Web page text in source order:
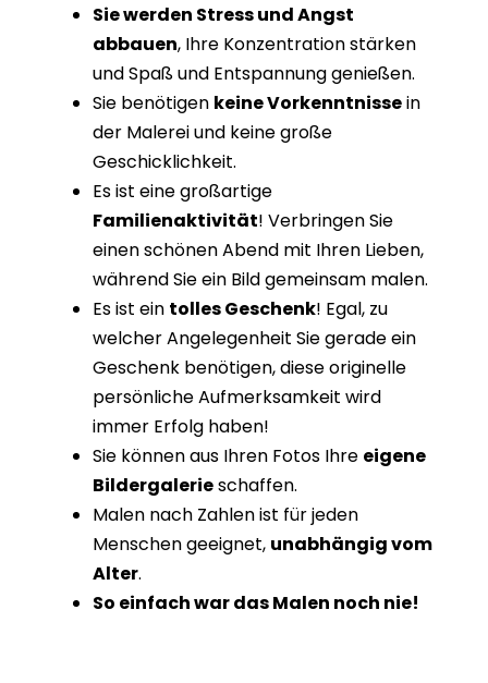
Sie werden Stress und Angst
abbauen, Ihre Konzentration stärken
und Spaß und Entspannung genießen.
Sie benötigen keine Vorkenntnissein
der Malerei und keine große
Geschicklichkeit.
Es ist eine großartige
Familienaktivität! Verbringen Sie
einen schönen Abend mit Ihren Lieben,
während Sie ein Bild gemeinsam malen.
Es ist ein tolles Geschenk! Egal, zu
welcher Angelegenheit Sie gerade ein
Geschenk benötigen, diese originelle
persönliche Aufmerksamkeit wird
immer Erfolg haben!
Sie können aus Ihren Fotos Ihre eigene
Bildergalerieschaffen.
Malen nach Zahlen ist für jeden
Menschen geeignet, unabhängig vom
Alter.
So einfach war das Malen noch nie!